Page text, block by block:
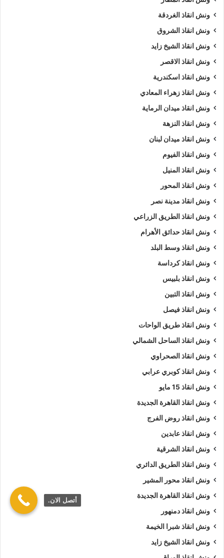
ونش انقاذ الغردقة
ونش انقاذ الشروق
ونش انقاذ الشيخ زايد
ونش انقاذ الاقصر
ونش انقاذ اسكندرية
ونش انقاذ زهراء المعادي
ونش انقاذ ميدان الرماية
ونش انقاذ النزهة
ونش انقاذ ميدان لبنان
ونش انقاذ الفيوم
ونش انقاذ المنيل
ونش انقاذ المحور
ونش انقاذ مدينة نصر
ونش انقاذ الطريق الزراعي
ونش انقاذ حدائق الأهرام
ونش انقاذ وسط البلد
ونش انقاذ كرداسة
ونش انقاذ بلبيس
ونش انقاذ التبين
ونش انقاذ فيصل
ونش انقاذ طريق الواحات
ونش انقاذ الساحل الشمالي
ونش انقاذ الصحراوي
ونش انقاذ كوبري عرابي
ونش انقاذ 15 مايو
ونش انقاذ القاهرة الجديدة
ونش انقاذ روض الفرج
ونش انقاذ عابدين
ونش انقاذ الشرقية
ونش انقاذ الطريق الدائري
ونش انقاذ محور المشير
ونش انقاذ القاهرة الجديدة
ونش انقاذ دمنهور
ونش انقاذ شبرا الخيمة
ونش انقاذ الشيخ زايد
أتصل الان.